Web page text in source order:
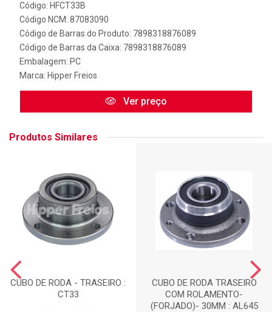
Código: HFCT33B
Código NCM: 87083090
Código de Barras do Produto: 7898318876089
Código de Barras da Caixa: 7898318876089
Embalagem: PC
Marca: Hipper Freios
Ver preço
Produtos Similares
CUBO DE RODA - TRASEIRO :
CT33
CUBO DE RODA TRASEIRO
COM ROLAMENTO-
(FORJADO)- 30MM : AL645